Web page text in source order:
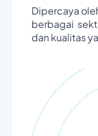
Dipercaya
berbagai
dan kualitas